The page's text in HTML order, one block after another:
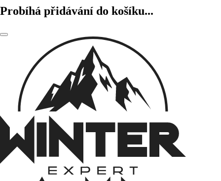
Probíhá přidávání do košíku...